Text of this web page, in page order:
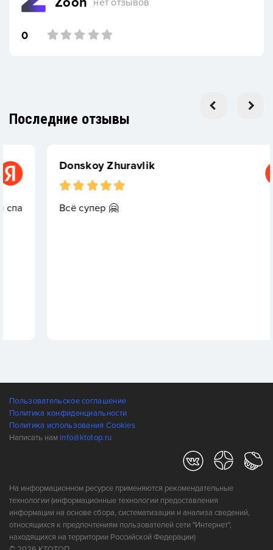
0
Последние отзывы
Donskoy Zhuravlik
Всё супер 🤗
Пользовательское соглашение
Политика конфиденциальности
Политика использования Cookies
Написать нам info@ktotop.ru
На информационном ресурсе применяются рекомендательные
технологии (информационные технологии предоставления
информации на основе сбора, систематизации и анализа сведений,
относящихся к предпочтениям пользователей сети "Интернет",
находящихся на территории Российской Федерации)